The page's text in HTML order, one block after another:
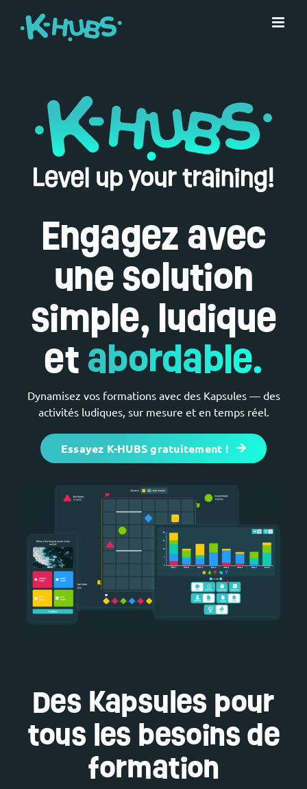
content
Engagez avec
une solution
simple, ludique
etabordable.
Dynamisez vos formations avec des Kapsules — des
activités ludiques, sur mesure et en temps réel.
Essayez K-HUBS gratuitement !
Des Kapsules pour
tous les besoins de
formation